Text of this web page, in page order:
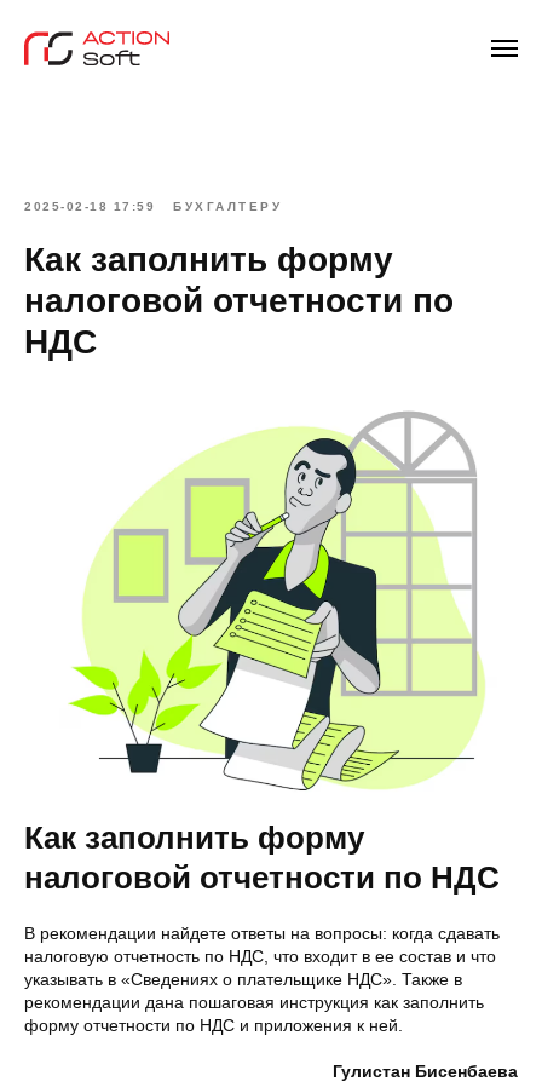
2025-02-18 17:59 БУХГАЛТЕРУ
Как заполнить форму
налоговой отчетности по
НДС
Как заполнить форму
налоговой отчетности по НДС
В рекомендации найдете ответы на вопросы: когда сдавать
налоговую отчетность по НДС, что входит в ее состав и что
указывать в «Сведениях о плательщике НДС». Также в
рекомендации дана пошаговая инструкция как заполнить
форму отчетности по НДС и приложения к ней.
Гулистан Бисенбаева